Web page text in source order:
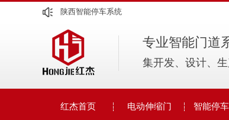
陕西智能停车系统
陕西岗亭的建筑艺术之美
陕西电动伸缩门市场潜力大观察
专业智能门道
集开发、设计、
红杰首页 电动伸缩门 智能停